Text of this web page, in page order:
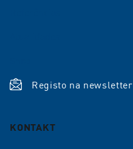
Registo na newsletter
KONTAKT